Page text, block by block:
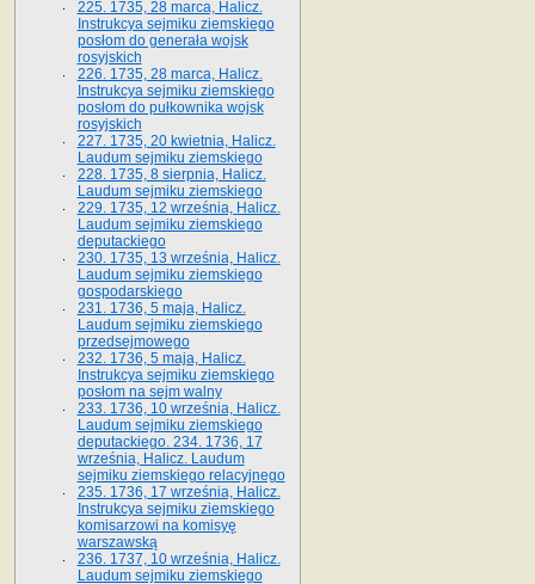
225. 1735, 28 marca, Halicz.
Instrukcya sejmiku ziemskiego
posłom do generała wojsk
rosyjskich
226. 1735, 28 marca, Halicz.
Instrukcya sejmiku ziemskiego
posłom do pułkownika wojsk
rosyjskich
227. 1735, 20 kwietnia, Halicz.
Laudum sejmiku ziemskiego
228. 1735, 8 sierpnia, Halicz.
Laudum sejmiku ziemskiego
229. 1735, 12 września, Halicz.
Laudum sejmiku ziemskiego
deputackiego
230. 1735, 13 września, Halicz.
Laudum sejmiku ziemskiego
gospodarskiego
231. 1736, 5 maja, Halicz.
Laudum sejmiku ziemskiego
przedsejmowego
232. 1736, 5 maja, Halicz.
Instrukcya sejmiku ziemskiego
posłom na sejm walny
233. 1736, 10 września, Halicz.
Laudum sejmiku ziemskiego
deputackiego. 234. 1736, 17
września, Halicz. Laudum
sejmiku ziemskiego relacyjnego
235. 1736, 17 września, Halicz.
Instrukcya sejmiku ziemskiego
komisarzowi na komisyę
warszawską
236. 1737, 10 września, Halicz.
Laudum sejmiku ziemskiego